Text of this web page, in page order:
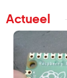
Actueel